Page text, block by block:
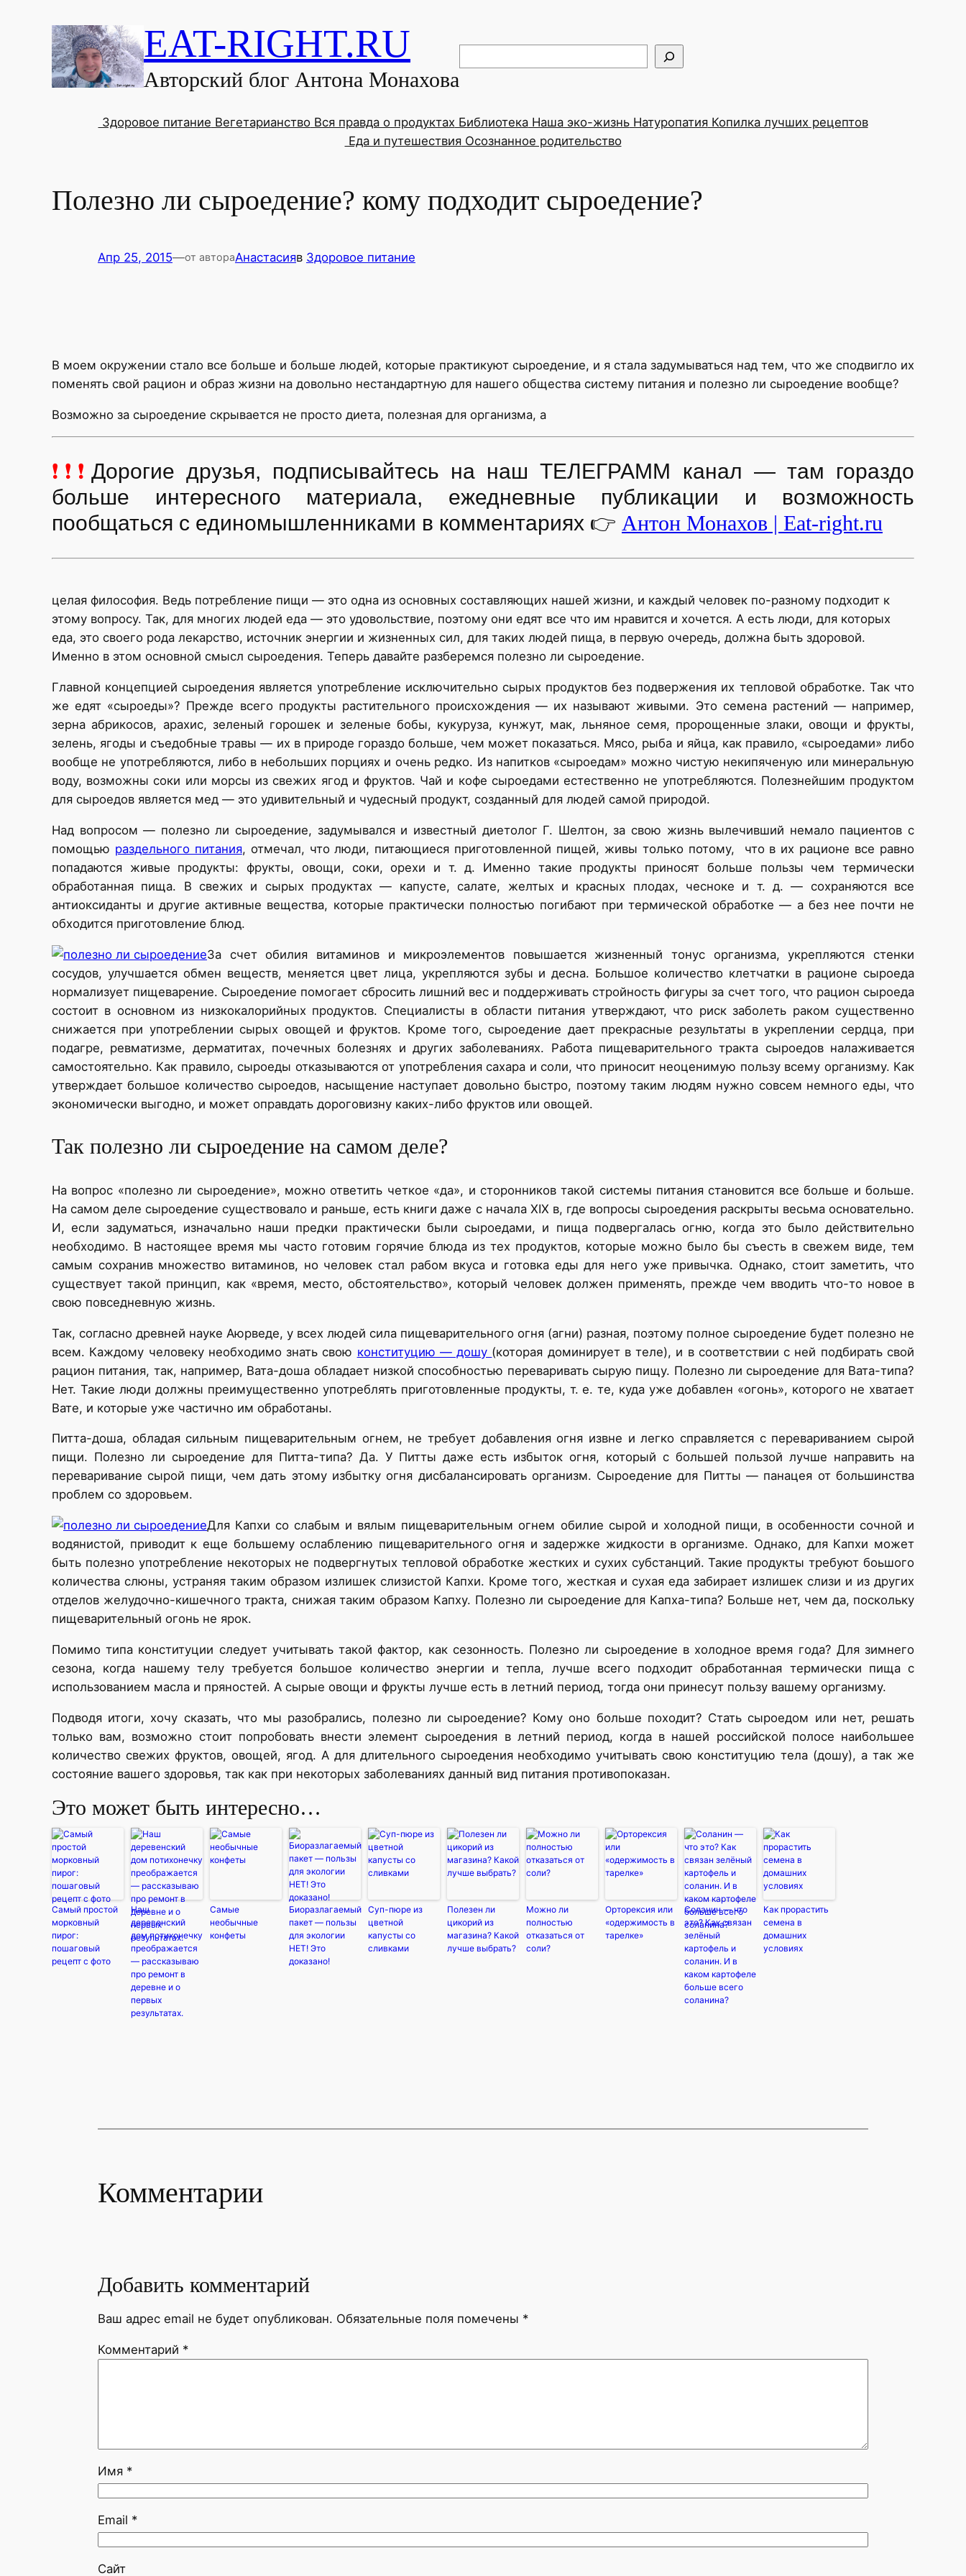
EAT-RIGHT.RU
Авторский блог Антона Монахова
Здоровое питание ВегетарианствоВся правда о продуктах БиблиотекаНаша эко-жизньНатуропатияКопилка лучших рецептов
Еда и путешествияОсознанное родительство
Полезно ли сыроедение? кому подходит сыроедение?
Апр 25, 2015—от автораАнастасияв Здоровое питание
В моем окружении стало все больше и больше людей, которые практикуют сыроедение, и я стала задумываться над тем, что же сподвигло их
поменять свой рацион и образ жизни на довольно нестандартную для нашего общества систему питания и полезно ли сыроедение вообще?
Возможно за сыроедение скрывается не просто диета, полезная для организма, а
❗❗❗ Дорогие друзья, подписывайтесь на наш ТЕЛЕГРАММ канал — там гораздо
больше интересного материала, ежедневные публикации и возможность
пообщаться с единомышленниками в комментариях 👉 Антон Монахов | Eat-right.ru
целая философия. Ведь потребление пищи — это одна из основных составляющих нашей жизни, и каждый человек по-разному подходит к
этому вопросу. Так, для многих людей еда — это удовольствие, поэтому они едят все что им нравится и хочется. А есть люди, для которых
еда, это своего рода лекарство, источник энергии и жизненных сил, для таких людей пища, в первую очередь, должна быть здоровой.
Именно в этом основной смысл сыроедения. Теперь давайте разберемся полезно ли сыроедение.
Главной концепцией сыроедения является употребление исключительно сырых продуктов без подвержения их тепловой обработке. Так что
же едят «сыроеды»? Прежде всего продукты растительного происхождения — их называют живыми. Это семена растений — например,
зерна абрикосов, арахис, зеленый горошек и зеленые бобы, кукуруза, кунжут, мак, льняное семя, пророщенные злаки, овощи и фрукты,
зелень, ягоды и съедобные травы — их в природе гораздо больше, чем может показаться. Мясо, рыба и яйца, как правило, «сыроедами» либо
вообще не употребляются, либо в небольших порциях и очень редко. Из напитков «сыроедам» можно чистую некипяченую или минеральную
воду, возможны соки или морсы из свежих ягод и фруктов. Чай и кофе сыроедами естественно не употребляются. Полезнейшим продуктом
для сыроедов является мед — это удивительный и чудесный продукт, созданный для людей самой природой.
Над вопросом — полезно ли сыроедение, задумывался и известный диетолог Г. Шелтон, за свою жизнь вылечивший немало пациентов с
помощью раздельного питания, отмечал, что люди, питающиеся приготовленной пищей, живы только потому, что в их рационе все равно
попадаются живые продукты: фрукты, овощи, соки, орехи и т. д. Именно такие продукты приносят больше пользы чем термически
обработанная пища. В свежих и сырых продуктах — капусте, салате, желтых и красных плодах, чесноке и т. д. — сохраняются все
антиоксиданты и другие активные вещества, которые практически полностью погибают при термической обработке — а без нее почти не
обходится приготовление блюд.
За счет обилия витаминов и микроэлементов повышается жизненный тонус организма, укрепляются стенки
сосудов, улучшается обмен веществ, меняется цвет лица, укрепляются зубы и десна. Большое количество клетчатки в рационе сыроеда
нормализует пищеварение. Сыроедение помогает сбросить лишний вес и поддерживать стройность фигуры за счет того, что рацион сыроеда
состоит в основном из низкокалорийных продуктов. Специалисты в области питания утверждают, что риск заболеть раком существенно
снижается при употреблении сырых овощей и фруктов. Кроме того, сыроедение дает прекрасные результаты в укреплении сердца, при
подагре, ревматизме, дерматитах, почечных болезнях и других заболеваниях. Работа пищеварительного тракта сыроедов налаживается
самостоятельно. Как правило, сыроеды отказываются от употребления сахара и соли, что приносит неоценимую пользу всему организму. Как
утверждает большое количество сыроедов, насыщение наступает довольно быстро, поэтому таким людям нужно совсем немного еды, что
экономически выгодно, и может оправдать дороговизну каких-либо фруктов или овощей.
Так полезно ли сыроедение на самом деле?
На вопрос «полезно ли сыроедение», можно ответить четкое «да», и сторонников такой системы питания становится все больше и больше.
На самом деле сыроедение существовало и раньше, есть книги даже с начала XIX в, где вопросы сыроедения раскрыты весьма основательно.
И, если задуматься, изначально наши предки практически были сыроедами, и пища подвергалась огню, когда это было действительно
необходимо. В настоящее время мы часто готовим горячие блюда из тех продуктов, которые можно было бы съесть в свежем виде, тем
самым сохранив множество витаминов, но человек стал рабом вкуса и готовка еды для него уже привычка. Однако, стоит заметить, что
существует такой принцип, как «время, место, обстоятельство», который человек должен применять, прежде чем вводить что-то новое в
свою повседневную жизнь.
Так, согласно древней науке Аюрведе, у всех людей сила пищеварительного огня (агни) разная, поэтому полное сыроедение будет полезно не
всем. Каждому человеку необходимо знать свою конституцию — дошу (которая доминирует в теле), и в соответствии с ней подбирать свой
рацион питания, так, например, Вата-доша обладает низкой способностью переваривать сырую пищу. Полезно ли сыроедение для Вата-типа?
Нет. Такие люди должны преимущественно употреблять приготовленные продукты, т. е. те, куда уже добавлен «огонь», которого не хватает
Вате, и которые уже частично им обработаны.
Питта-доша, обладая сильным пищеварительным огнем, не требует добавления огня извне и легко справляется с перевариванием сырой
пищи. Полезно ли сыроедение для Питта-типа? Да. У Питты даже есть избыток огня, который с большей пользой лучше направить на
переваривание сырой пищи, чем дать этому избытку огня дисбалансировать организм. Сыроедение для Питты — панацея от большинства
проблем со здоровьем.
Для Капхи со слабым и вялым пищеварительным огнем обилие сырой и холодной пищи, в особенности сочной и
водянистой, приводит к еще большему ослаблению пищеварительного огня и задержке жидкости в организме. Однако, для Капхи может
быть полезно употребление некоторых не подвергнутых тепловой обработке жестких и сухих субстанций. Такие продукты требуют боьшого
количества слюны, устраняя таким образом излишек слизистой Капхи. Кроме того, жесткая и сухая еда забирает излишек слизи и из других
отделов желудочно-кишечного тракта, снижая таким образом Капху. Полезно ли сыроедение для Капха-типа? Больше нет, чем да, поскольку
пищеварительный огонь не ярок.
Помимо типа конституции следует учитывать такой фактор, как сезонность. Полезно ли сыроедение в холодное время года? Для зимнего
сезона, когда нашему телу требуется большое количество энергии и тепла, лучше всего подходит обработанная термически пища с
использованием масла и пряностей. А сырые овощи и фрукты лучше есть в летний период, тогда они принесут пользу вашему организму.
Подводя итоги, хочу сказать, что мы разобрались, полезно ли сыроедение? Кому оно больше походит? Стать сыроедом или нет, решать
только вам, возможно стоит попробовать внести элемент сыроедения в летний период, когда в нашей российской полосе наибольшее
количество свежих фруктов, овощей, ягод. А для длительного сыроедения необходимо учитывать свою конституцию тела (дошу), а так же
состояние вашего здоровья, так как при некоторых заболеваниях данный вид питания противопоказан.
Это может быть интересно…
Самый простой
морковный
пирог:
пошаговый
рецепт с фото
Наш
деревенский
дом потихонечку
преображается
— рассказываю
про ремонт в
деревне и о
первых
результатах.
Самые
необычные
конфеты
Биоразлагаемый
пакет — пользы
для экологии
НЕТ! Это
доказано!
Суп-пюре из
цветной
капусты со
сливками
Полезен ли
цикорий из
магазина? Какой
лучше выбрать?
Можно ли
полностью
отказаться от
соли?
Орторексия или
«одержимость в
тарелке»
Соланин — что
это? Как связан
зелёный
картофель и
соланин. И в
каком картофеле
больше всего
соланина?
Как прорастить
семена в
домашних
условиях
Комментарии
Добавить комментарий
Ваш адрес email не будет опубликован. Обязательные поля помечены *
Комментарий *
Имя *
Email *
Сайт